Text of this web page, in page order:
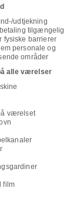
udtjekning
tilgængelig
fysiske barrierer
personale og
områder
alle værelser
værelset
film